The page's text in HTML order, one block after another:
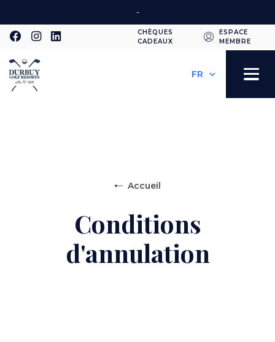
au
contenu
-
navigation
CHÈQUES
CADEAUX
ESPACE
MEMBRE
your
Accueil
Conditions
d'annulation